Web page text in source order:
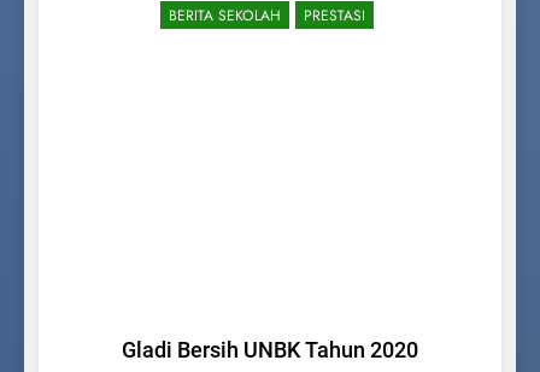
BERITA SEKOLAH PRESTASI
Gladi Bersih UNBK Tahun 2020